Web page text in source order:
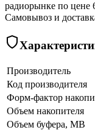
радиорынке по цене
Самовывоз и
Производитель
Код производителя
Форм-фактор
Объем накопителя
Объем буфера, MB